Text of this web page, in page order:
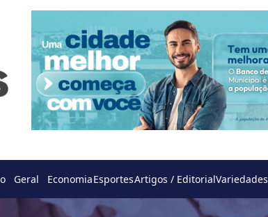
Geral EconomiaEsportesArtigos / EditorialVariedades